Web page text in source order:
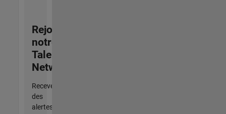
Rejoignez
notre
Talent
Network
Recevez
des
alertes